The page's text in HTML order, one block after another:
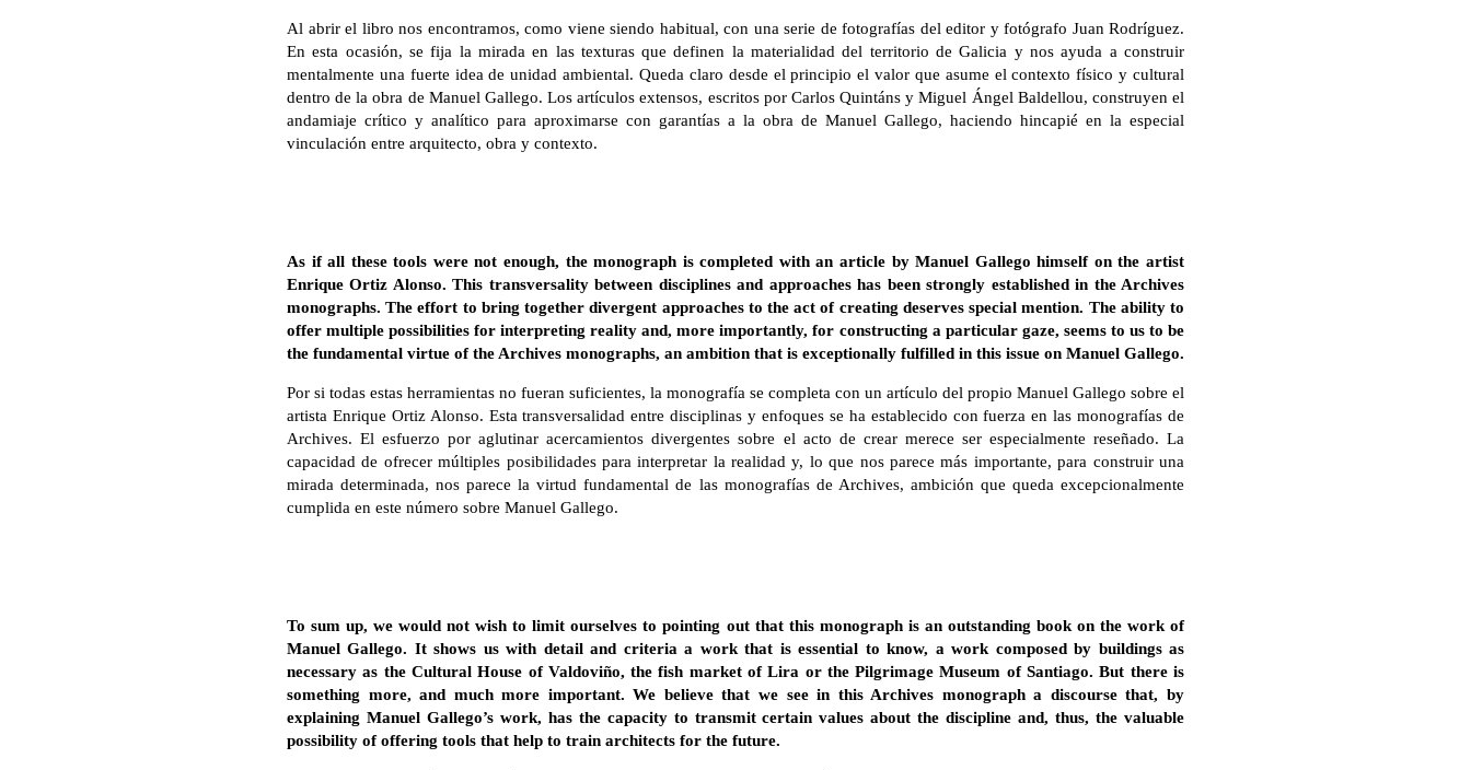
Al abrir el libro nos encontramos, como viene siendo habitual, con una serie de fotografías del editor y fotógrafo Juan Rodríguez.
En esta ocasión, se fija la mirada en las texturas que definen la materialidad del territorio de Galicia y nos ayuda a construir
mentalmente una fuerte idea de unidad ambiental. Queda claro desde el principio el valor que asume el contexto físico y cultural
dentro de la obra de Manuel Gallego. Los artículos extensos, escritos por Carlos Quintáns y Miguel Ángel Baldellou, construyen el
andamiaje crítico y analítico para aproximarse con garantías a la obra de Manuel Gallego, haciendo hincapié en la especial
vinculación entre arquitecto, obra y contexto.
As if all these tools were not enough, the monograph is completed with an article by Manuel Gallego himself on the artist
Enrique Ortiz Alonso. This transversality between disciplines and approaches has been strongly established in the Archives
monographs. The effort to bring together divergent approaches to the act of creating deserves special mention. The ability to
offer multiple possibilities for interpreting reality and, more importantly, for constructing a particular gaze, seems to us to be
the fundamental virtue of the Archives monographs, an ambition that is exceptionally fulfilled in this issue on Manuel Gallego.
Por si todas estas herramientas no fueran suficientes, la monografía se completa con un artículo del propio Manuel Gallego sobre el
artista Enrique Ortiz Alonso. Esta transversalidad entre disciplinas y enfoques se ha establecido con fuerza en las monografías de
Archives. El esfuerzo por aglutinar acercamientos divergentes sobre el acto de crear merece ser especialmente reseñado. La
capacidad de ofrecer múltiples posibilidades para interpretar la realidad y, lo que nos parece más importante, para construir una
mirada determinada, nos parece la virtud fundamental de las monografías de Archives, ambición que queda excepcionalmente
cumplida en este número sobre Manuel Gallego.
To sum up, we would not wish to limit ourselves to pointing out that this monograph is an outstanding book on the work of
Manuel Gallego. It shows us with detail and criteria a work that is essential to know, a work composed by buildings as
necessary as the Cultural House of Valdoviño, the fish market of Lira or the Pilgrimage Museum of Santiago. But there is
something more, and much more important. We believe that we see in this Archives monograph a discourse that, by
explaining Manuel Gallego’s work, has the capacity to transmit certain values about the discipline and, thus, the valuable
possibility of offering tools that help to train architects for the future.